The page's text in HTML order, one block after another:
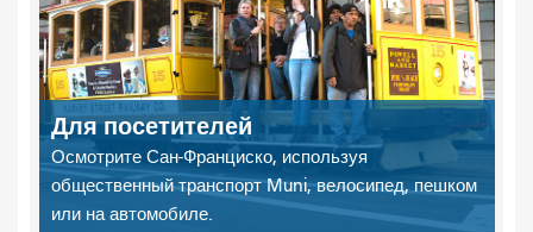
Для посетителей
Осмотрите Сан-Франциско, используя
общественный транспорт Muni, велосипед, пешком
или на автомобиле.